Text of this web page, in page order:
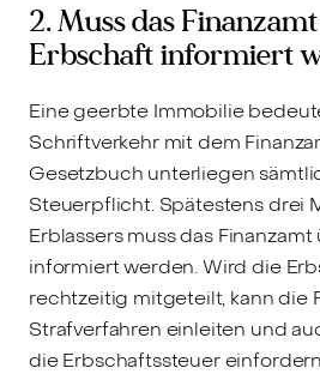
2. Muss das
Erbschaft informiert
Eine geerbte Immobilie
Schriftverkehr mit dem
Gesetzbuch unterliegen
Steuerpflicht. Spätestens drei
Erblassers muss das
informiert werden. Wird die
rechtzeitig mitgeteilt, kann die
Strafverfahren einleiten und
die Erbschaftssteuer